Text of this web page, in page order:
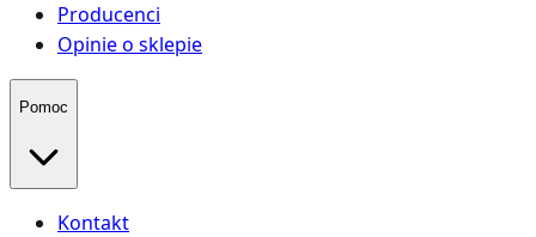
Producenci
Opinie o sklepie
Pomoc
Kontakt